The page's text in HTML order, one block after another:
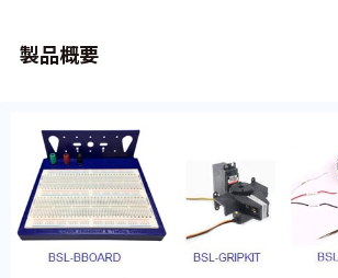
アダプタ
ケーブル
リード線
インター
フェース
製品概要